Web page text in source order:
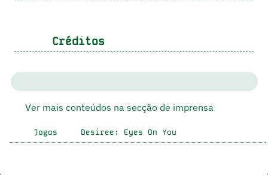
Créditos
Ver mais conteúdos na secção de imprensa
Jogos Desiree: Eyes On You